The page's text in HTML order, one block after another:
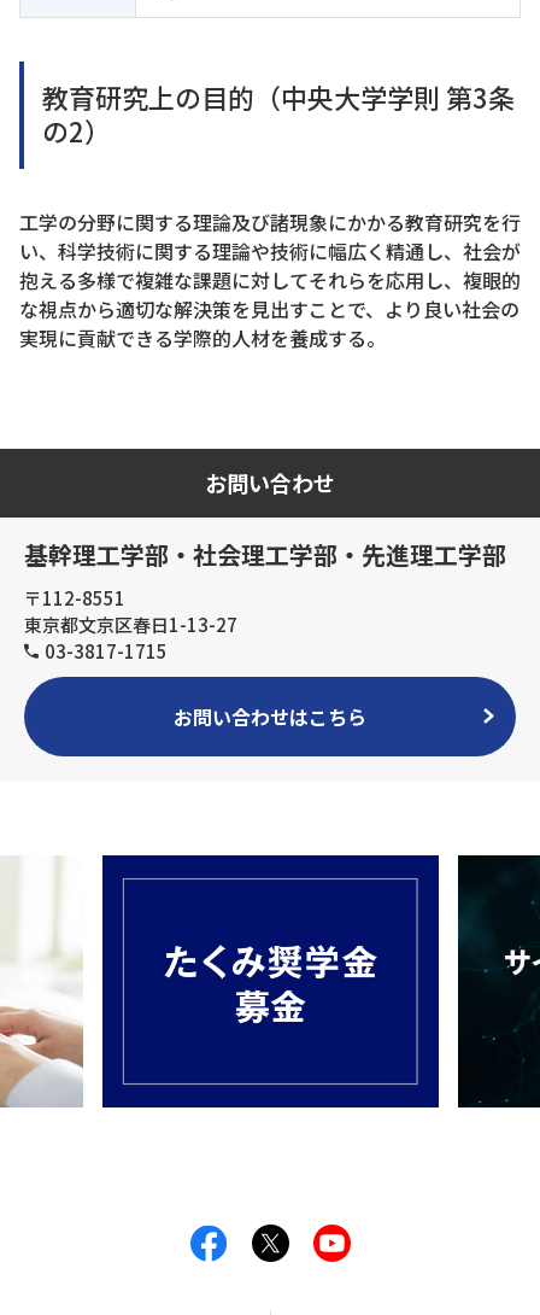
教育研究上の目的（中央大学学則 第3条
の2）
工学の分野に関する理論及び諸現象にかかる教育研究を行
い、科学技術に関する理論や技術に幅広く精通し、社会が
抱える多様で複雑な課題に対してそれらを応用し、複眼的
な視点から適切な解決策を見出すことで、より良い社会の
実現に貢献できる学際的人材を養成する。
お問い合わせ
基幹理工学部・社会理工学部・先進理工学部
〒112-8551
東京都文京区春日1-13-27
03-3817-1715
お問い合わせはこちら